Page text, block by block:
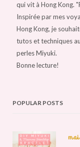
qui vit à Hong Kong.
Inspirée par mes
Hong Kong, je
tutos et techniques
perles Miyuki.
Bonne lecture!
POPULAR POSTS